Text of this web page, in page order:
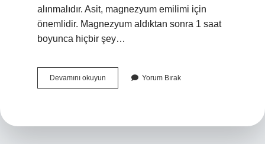
alınmalıdır. Asit, magnezyum emilimi için
önemlidir. Magnezyum aldıktan sonra 1 saat
boyunca hiçbir şey…
Devamını okuyun Magnezyum
Hangi
Yorum Bırak